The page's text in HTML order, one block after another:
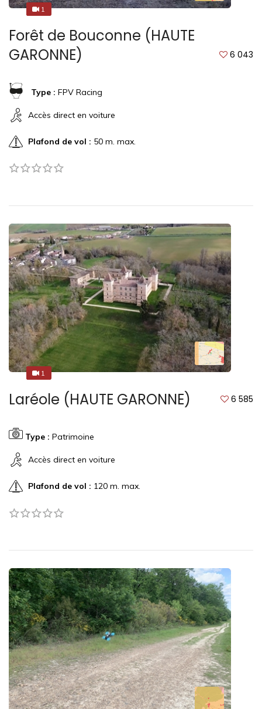
11
Forêt de Bouconne (HAUTE
GARONNE)
6 043
Type : FPV Racing
Accès direct en voiture
Plafond de vol : 50 m. max.
1
1
Laréole (HAUTE GARONNE) 6 585
Type : Patrimoine
Accès direct en voiture
Plafond de vol : 120 m. max.